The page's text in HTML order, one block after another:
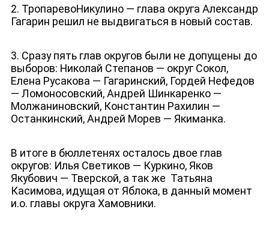
2. ТропаревоНикулино — глава округа Александр
Гагарин решил не выдвигаться в новый состав.
3. Сразу пять глав округов были не допущены до
выборов: Николай Степанов — округ Сокол,
Елена Русакова — Гагаринский, Гордей Нефедов
— Ломоносовский, Андрей Шинкаренко —
Молжаниновский, Константин Рахилин —
Останкинский, Андрей Морев — Якиманка.
В итоге в бюллетенях осталось двое глав
округов: Илья Светиков — Куркино, Яков
Якубович — Тверской, а так же Татьяна
Касимова, идущая от Яблока, в данный момент
и.о. главы округа Хамовники.